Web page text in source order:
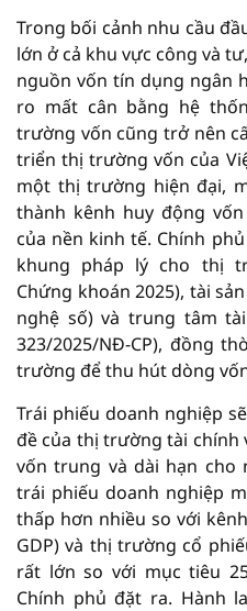
Trong bối cảnh nhu cầu
lớn ở cả khu vực công và
nguồn vốn tín dụng ngân
ro mất cân bằng hệ
trường vốn cũng trở nên
triển thị trường vốn của
một thị trường hiện đại,
thành kênh huy động
của nền kinh tế. Chính
khung pháp lý cho thị
Chứng khoán 2025), tài
nghệ số) và trung tâm
323/2025/NĐ-CP), đồng
trường để thu hút dòng
Trái phiếu doanh nghiệp
đề của thị trường tài chính
vốn trung và dài hạn cho
trái phiếu doanh nghiệp
thấp hơn nhiều so với
GDP) và thị trường cổ
rất lớn so với mục tiêu
Chính phủ đặt ra. Hành